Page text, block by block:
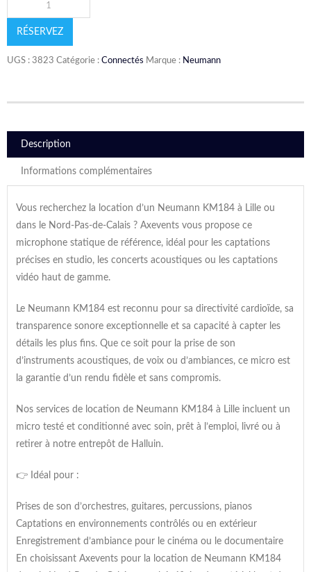
RÉSERVEZ
UGS : 3823 Catégorie : Connectés Marque : Neumann
Description
Informations complémentaires
Vous recherchez la location d’un Neumann KM184 à Lille ou
dans le Nord-Pas-de-Calais ? Axevents vous propose ce
microphone statique de référence, idéal pour les captations
précises en studio, les concerts acoustiques ou les captations
vidéo haut de gamme.
Le Neumann KM184 est reconnu pour sa directivité cardioïde, sa
transparence sonore exceptionnelle et sa capacité à capter les
détails les plus fins. Que ce soit pour la prise de son
d’instruments acoustiques, de voix ou d’ambiances, ce micro est
la garantie d’un rendu fidèle et sans compromis.
Nos services de location de Neumann KM184 à Lille incluent un
micro testé et conditionné avec soin, prêt à l’emploi, livré ou à
retirer à notre entrepôt de Halluin.
👉 Idéal pour :
Prises de son d’orchestres, guitares, percussions, pianos
Captations en environnements contrôlés ou en extérieur
Enregistrement d’ambiance pour le cinéma ou le documentaire
En choisissant Axevents pour la location de Neumann KM184